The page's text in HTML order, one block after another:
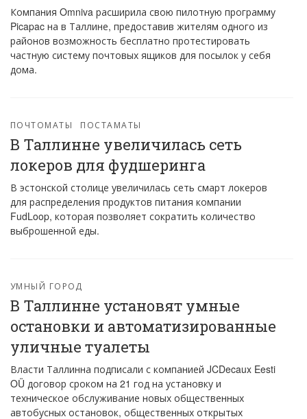
Компания Omniva расширила свою пилотную программу
Picapac на в Таллине, предоставив жителям одного из
районов возможность бесплатно протестировать
частную систему почтовых ящиков для посылок у себя
дома.
ПОЧТОМАТЫ ПОСТАМАТЫ
В Таллинне увеличилась сеть
локеров для фудшеринга
В эстонской столице увеличилась сеть смарт локеров
для распределения продуктов питания компании
FudLoop, которая позволяет сократить количество
выброшенной еды.
УМНЫЙ ГОРОД
В Таллинне установят умные
остановки и автоматизированные
уличные туалеты
Власти Таллинна подписали с компанией JCDecaux Eesti
OÜ договор сроком на 21 год на установку и
техническое обслуживание новых общественных
автобусных остановок, общественных открытых